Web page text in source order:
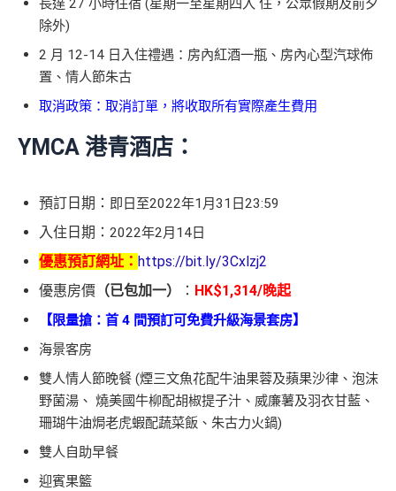
長達 27 小時住宿 (星期一至星期四入 住，公眾假期及前夕
除外)
2 月 12-14 日入住禮遇：房內紅酒一瓶、房內心型汽球佈
置、情人節朱古
取消政策：取消訂單，將收取所有實際產生費用
YMCA 港青酒店：
預訂日期： 即日至2022年1月31日23:59
入住日期： 2022年2月14日
優惠預訂網址： https://bit.ly/3Cxlzj2
優惠房價 （已包加一） ： HK$1,314/晚起
【限量搶：首 4 間預訂可免費升級海景套房】
海景客房
雙人情人節晚餐 (煙三文魚花配牛油果蓉及蘋果沙律、泡沫
野菌湯、 燒美國牛柳配胡椒提子汁、威廉薯及羽衣甘藍、
珊瑚牛油焗老虎蝦配蔬菜飯、朱古力火鍋)
雙人自助早餐
迎賓果籃